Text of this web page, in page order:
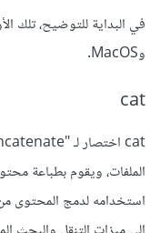
وMacOS.
cat
الملفات، ويقوم بطباعة
استخدامه لدمج المحتوى